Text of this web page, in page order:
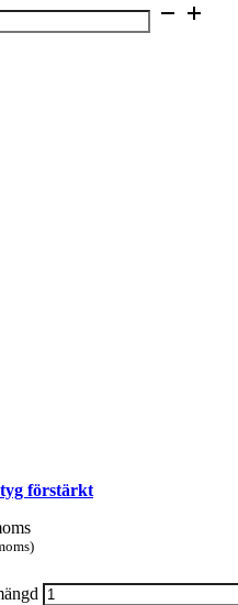
förstärkt